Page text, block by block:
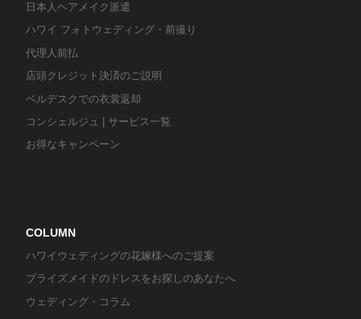
日本人ヘアメイク派遣
ハワイ フォトウェディング・前撮り
代理人前払
店頭クレジット決済のご説明
ベルデスクでの衣裳返却
コンシェルジュ | サービス一覧
お得なキャンペーン
COLUMN
ハワイウェディングの花嫁様へのご提案
ブライズメイドのドレスをお探しのあなたへ
ウェディング・コラム